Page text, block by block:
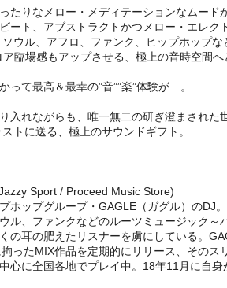
たりなメロー・メディテーションなムー
ート、アブストラクトかつメロー・エレ
ウル、アフロ、ファンク、ヒップホップ
臨場感もアップさせる、極上の音時空間へ
って最高＆最幸の”音””楽”体験が…。
入れながらも、唯一無二の研ぎ澄まされた
トに送る、極上のサウンドギフト。
Sport / Proceed Music Store)
ホップグループ・GAGLE（ガグル）のDJ
ル、ファンクなどのルーツミュージック
の耳の肥えたリスナーを虜にしている。
ったMIX作品を定期的にリリース、その
心に全国各地でプレイ中。18年11月に自